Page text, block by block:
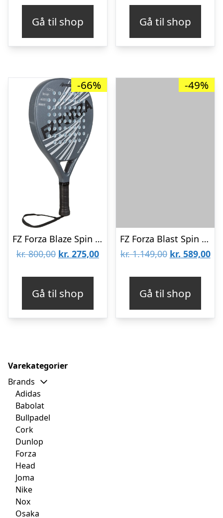
Gå til shop
var:
kr. 1.799,00.kr.
Gå til shop
-66%
FZ Forza Blaze Spin Padelbat
kr.800,00 Den
var:
kr. 800,00.
kr. 275,00Den
kr. 275,00.
Gå til shop
-49%
FZ Forza Blast Spin Shocking Orange
kr.1.149,00 Den
var:
kr. 1.149,00.
kr. 589,00
kr.
Gå til shop
Varekategorier
Brands
Adidas
Babolat
Bullpadel
Cork
Dunlop
Forza
Head
Joma
Nike
Nox
Osaka